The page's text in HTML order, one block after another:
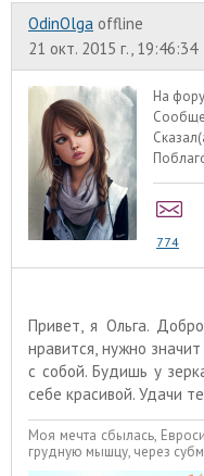
OdinOlga offline
21 окт. 2015 г., 19:46:34
На
774
Привет, я Ольга.
нравится, нужно
с собой. Будишь у
себе красивой. Удачи
Моя мечта сбылась,
грудную мышцу, через